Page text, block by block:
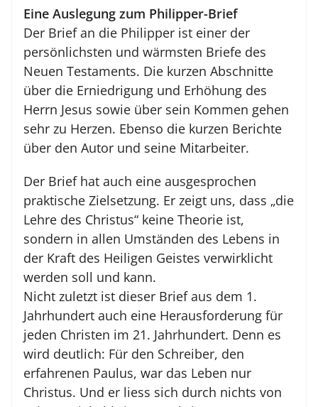
Eine Auslegung zum Philipper-Brief
Der Brief an die Philipper ist einer der
persönlichsten und wärmsten Briefe des
Neuen Testaments. Die kurzen Abschnitte
über die Erniedrigung und Erhöhung des
Herrn Jesus sowie über sein Kommen gehen
sehr zu Herzen. Ebenso die kurzen Berichte
über den Autor und seine Mitarbeiter.
Der Brief hat auch eine ausgesprochen
praktische Zielsetzung. Er zeigt uns, dass „die
Lehre des Christus“ keine Theorie ist,
sondern in allen Umständen des Lebens in
der Kraft des Heiligen Geistes verwirklicht
werden soll und kann.
Nicht zuletzt ist dieser Brief aus dem 1.
Jahrhundert auch eine Herausforderung für
jeden Christen im 21. Jahrhundert. Denn es
wird deutlich: Für den Schreiber, den
erfahrenen Paulus, war das Leben nur
Christus. Und er liess sich durch nichts von